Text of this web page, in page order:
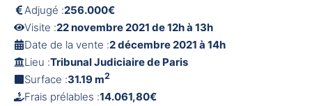
Adjugé :256.000€
Visite :22 novembre 2021 de 12h à 13h
Date de la vente :2 décembre 2021 à 14h
Lieu :Tribunal Judiciaire de Paris
Surface :31.19 m2
Frais prélables :14.061,80€